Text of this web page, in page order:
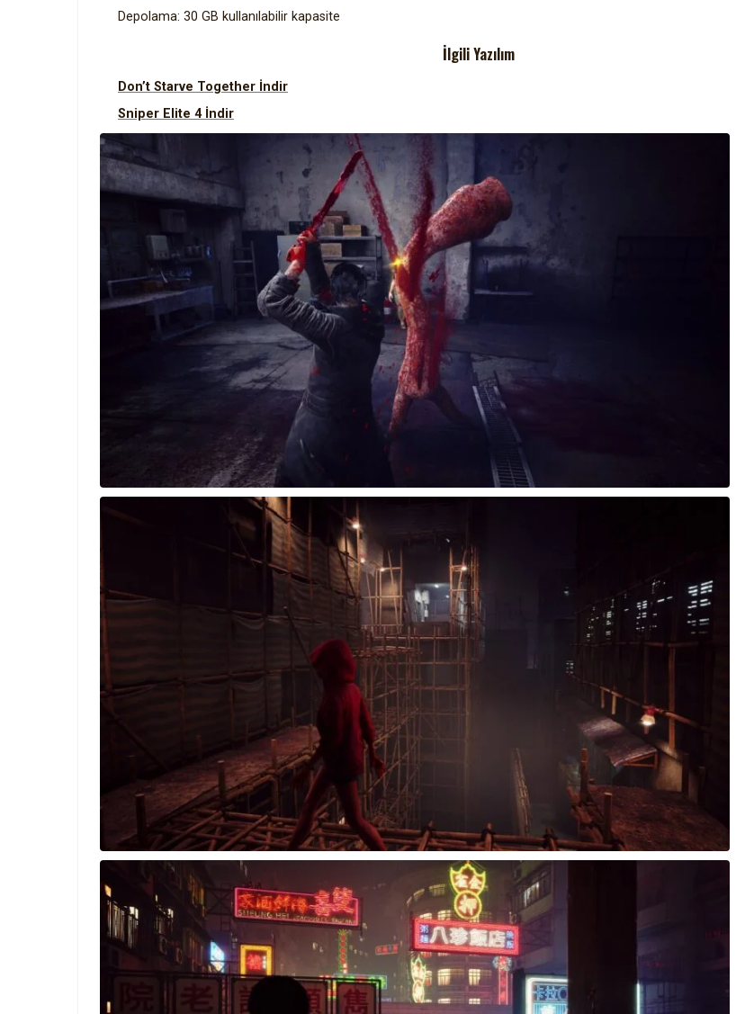
Depolama: 30 GB kullanılabilir kapasite
İlgili Yazılım
Don’t Starve Together İndir
Sniper Elite 4 İndir